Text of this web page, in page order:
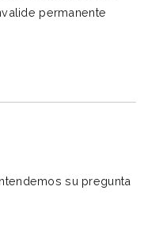
permanente
su pregunta